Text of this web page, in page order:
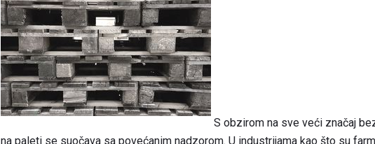
S obzirom na sve veći značaj
na paleti se suočava sa povećanim nadzorom. U industrijama kao što su